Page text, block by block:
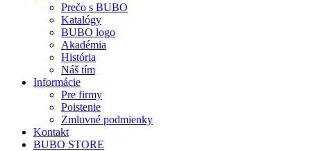
Prečo s BUBO
Katalógy
BUBO logo
Akadémia
História
Náš tím
Informácie
Pre firmy
Poistenie
Zmluvné podmienky
Kontakt
BUBO STORE